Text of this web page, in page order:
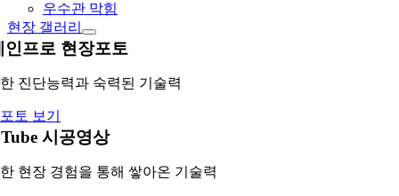
우수관 막힘
현장 갤러리
인프로 현장포토
진단능력과 숙력된 기술력
토 보기
시공영상
현장 경험을 통해 쌓아온 기술력